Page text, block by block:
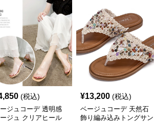
(税込)
ジュコーデ 透明感
ジュ クリアヒール
¥13,200 (税込)
ベージュコーデ 天然石
飾り編み込みトングサン